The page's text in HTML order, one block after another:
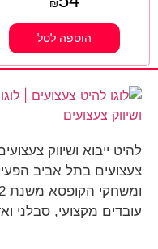
₪
הוספה לסל
להיט ייבוא ושיווק
צעצועים בתל אביב
עובדים מקצועי, סבלני